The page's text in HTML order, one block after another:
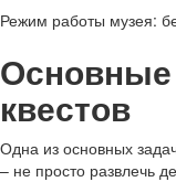
Режим работы музея:
Основные
квестов
Одна из основных
– не просто развлечь